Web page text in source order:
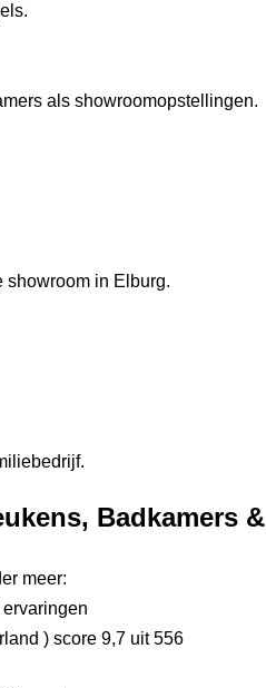
als showroomopstellingen.
showroom in Elburg.
Badkamers &
meer:
) score 9,7 uit 556